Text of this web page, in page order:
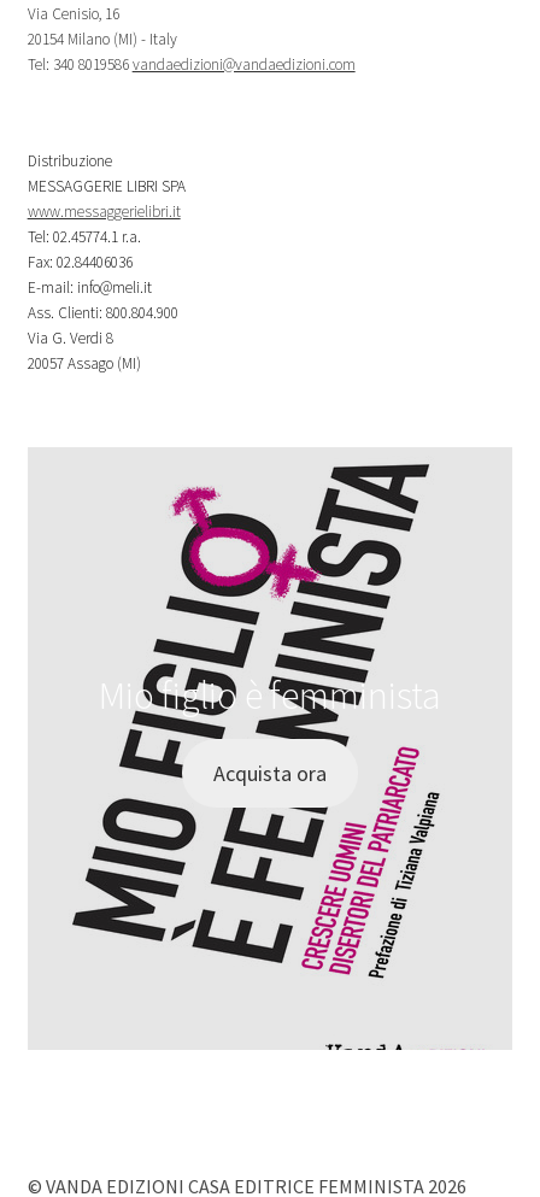
Via Cenisio, 16
20154 Milano (MI) - Italy
Tel: 340 8019586vandaedizioni@vandaedizioni.com
Distribuzione
MESSAGGERIE LIBRI SPA
www.messaggerielibri.it
Tel: 02.45774.1 r.a.
Fax: 02.84406036
E-mail: info@meli.it
Ass. Clienti: 800.804.900
Via G. Verdi 8
20057 Assago (MI)
Mio figlio è femminista
Acquista ora
© VANDA EDIZIONI CASA EDITRICE FEMMINISTA 2026